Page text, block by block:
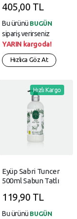
Şişe
405,00 TL
Bu ürünü BUGÜN
sipariş verirseniz
YARIN kargoda!
Hızlıca Göz At
Hızlı Kargo
Eyüp Sabri Tuncer
500ml Sabun Tatlı
119,90 TL
Bu ürünü BUGÜN